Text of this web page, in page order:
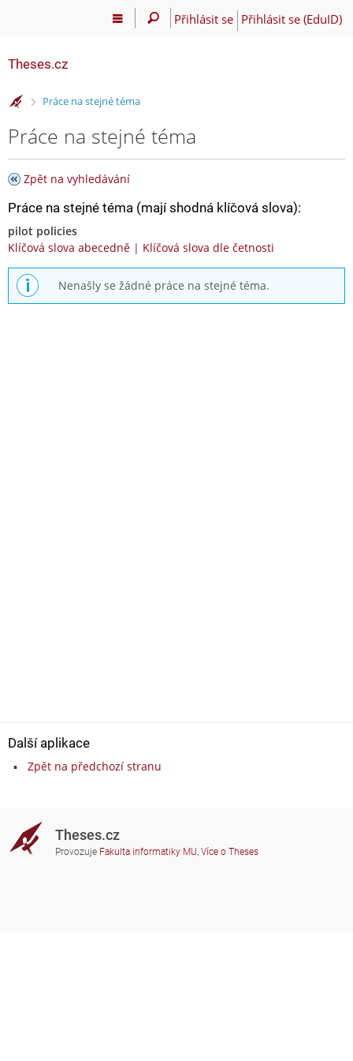
Přihlásit se Přihlásit se (EduID)
Theses.cz
>Práce na stejné téma
Práce na stejné téma
Zpět na vyhledávání
Práce na stejné téma (mají shodná klíčová slova):
pilot policies
Klíčová slova abecedně | Klíčová slova dle četnosti
Nenašly se žádné práce na stejné téma.
Další aplikace
Zpět na předchozí stranu
Theses.cz
Provozuje Fakulta informatiky MU, Více o Theses